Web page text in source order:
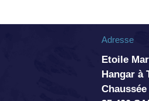
Adresse
Etoile
Hangar à